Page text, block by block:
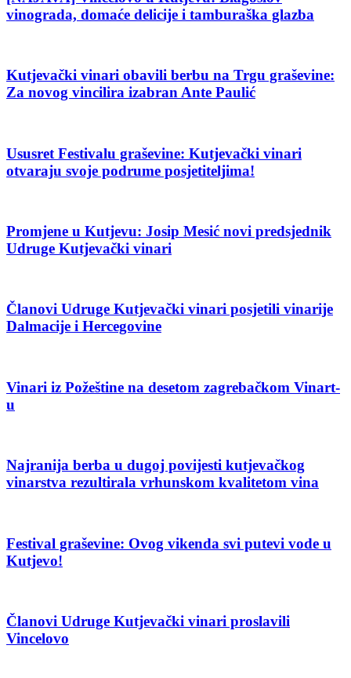
vinograda, domaće delicije i tamburaška glazba
Kutjevački vinari obavili berbu na Trgu graševine:
Za novog vincilira izabran Ante Paulić
Ususret Festivalu graševine: Kutjevački vinari
otvaraju svoje podrume posjetiteljima!
Promjene u Kutjevu: Josip Mesić novi predsjednik
Udruge Kutjevački vinari
Članovi Udruge Kutjevački vinari posjetili vinarije
Dalmacije i Hercegovine
Vinari iz Požeštine na desetom zagrebačkom Vinart-
u
Najranija berba u dugoj povijesti kutjevačkog
vinarstva rezultirala vrhunskom kvalitetom vina
Festival graševine: Ovog vikenda svi putevi vode u
Kutjevo!
Članovi Udruge Kutjevački vinari proslavili
Vincelovo